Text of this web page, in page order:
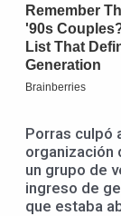
Porras culpó
organización
un grupo de
ingreso de
que estaba